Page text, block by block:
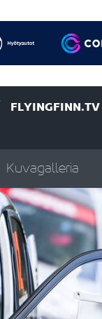
FLYINGFINN.TV
Kuvagalleria